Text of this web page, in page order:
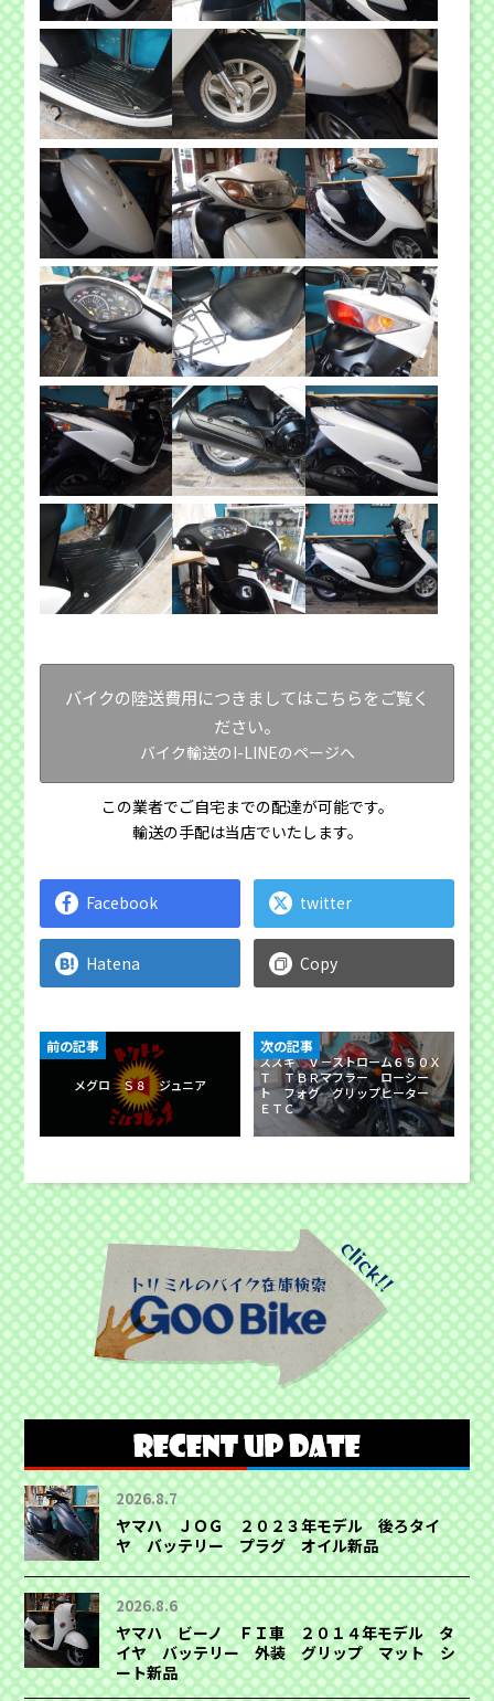
バイクの陸送費用につきましてはこちらをご覧く
ださい。
バイク輸送のI-LINEのページへ
この業者でご自宅までの配達が可能です。
輸送の手配は当店でいたします。
Facebook twitter
Hatena Copy
メグロ Ｓ８ ジュニア
前の記事
スズキ Ｖ－ストローム６５０Ｘ
Ｔ ＴＢＲマフラー ローシー
ト フォグ グリップヒーター
ＥＴＣ
次の記事
2026.8.7
ヤマハ ＪＯＧ ２０２３年モデル 後ろタイ
ヤ バッテリー プラグ オイル新品
2026.8.6
ヤマハ ビーノ ＦＩ車 ２０１４年モデル タ
イヤ バッテリー 外装 グリップ マット シ
ート新品